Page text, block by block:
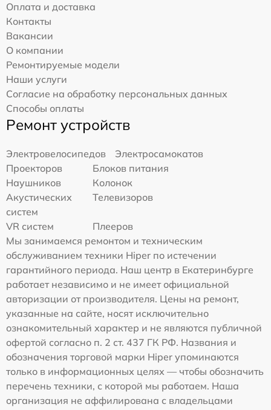
Оплата и доставка
Контакты
Вакансии
О компании
Ремонтируемые модели
Наши услуги
Согласие на обработку персональных данных
Способы оплаты
Ремонт устройств
Электровелосипедов
Электросамокатов
Проекторов
Блоков питания
Наушников
Колонок
Акустических
систем
Телевизоров
VR систем
Плееров
Мы занимаемся ремонтом и техническим
обслуживанием техники Hiper по истечении
гарантийного периода. Наш центр в Екатеринбурге
работает независимо и не имеет официальной
авторизации от производителя. Цены на ремонт,
указанные на сайте, носят исключительно
ознакомительный характер и не являются публичной
офертой согласно п. 2 ст. 437 ГК РФ. Названия и
обозначения торговой марки Hiper упоминаются
только в информационных целях — чтобы обозначить
перечень техники, с которой мы работаем. Наша
организация не аффилирована с владельцами